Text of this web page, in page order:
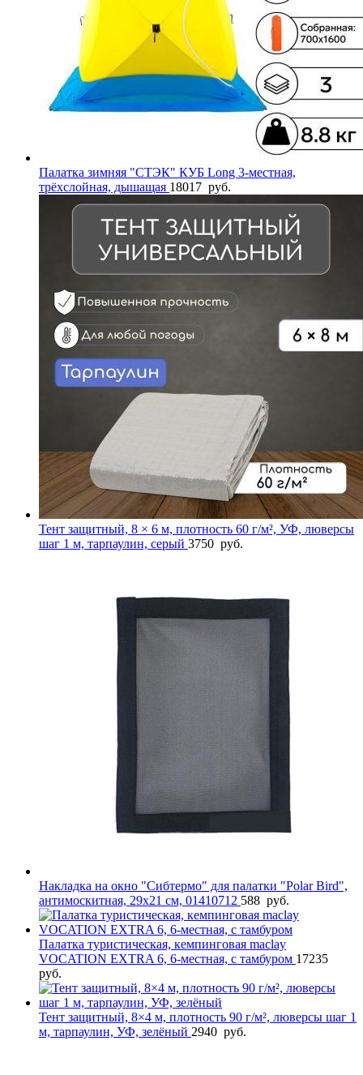
Палатка зимняя "СТЭК" КУБ Long 3-местная,
трёхслойная, дышащая 18017 руб.
Тент защитный, 8 × 6 м, плотность 60 г/м², УФ, люверсы
шаг 1 м, тарпаулин, серый 3750 руб.
Накладка на окно "Сибтермо" для палатки "Polar Bird",
антимоскитная, 29х21 см, 01410712 588 руб.
Палатка туристическая, кемпинговая maclay
VOCATION EXTRA 6, 6-местная, с тамбуром 17235
руб.
Тент защитный, 8×4 м, плотность 90 г/м², люверсы шаг 1
м, тарпаулин, УФ, зелёный 2940 руб.